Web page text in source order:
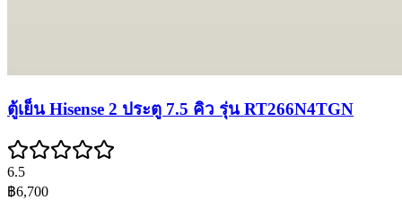
ตู้เย็น Hisense 2 ประตู 7.5 คิว รุ่น RT266N4TGN
6.5
฿6,700